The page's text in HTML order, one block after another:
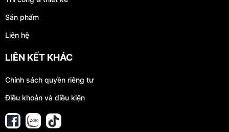
Sản phẩm
Liên hệ
LIÊN KẾT KHÁC
Chính sách quyền riêng tư
Điều khoản và điều kiện